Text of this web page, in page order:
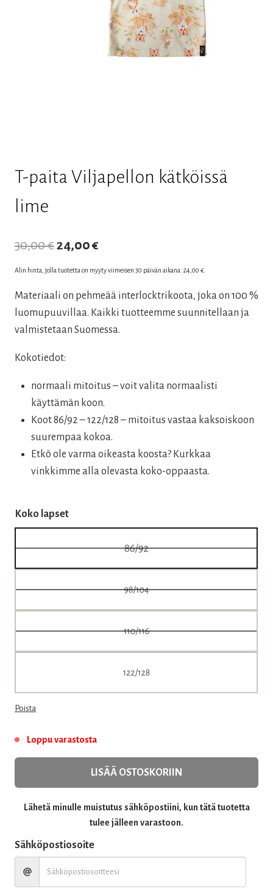
T-paita Viljapellon kätköissä
lime
30,00€Alkuperäinen
hinta
oli:
30,00 €.
24,00€
hinta
on:
24,00 €.
Alin hinta, jolla tuotetta on myyty viimeisen 30 päivän aikana: 24,00 €
Materiaali on pehmeää interlocktrikoota, joka on 100 %
luomupuuvillaa. Kaikki tuotteemme suunnitellaan ja
valmistetaan Suomessa.
Kokotiedot:
normaali mitoitus – voit valita normaalisti
käyttämän koon.
Koot 86/92 – 122/128 – mitoitus vastaa kaksoiskoon
suurempaa kokoa.
Etkö ole varma oikeasta koosta? Kurkkaa
vinkkimme alla olevasta koko-oppaasta.
Koko lapset
Poista
Loppu varastosta
LISÄÄ OSTOSKORIIN
Lähetä minulle muistutus sähköpostiini, kun tätä tuotetta
tulee jälleen varastoon.
Sähköpostiosoite